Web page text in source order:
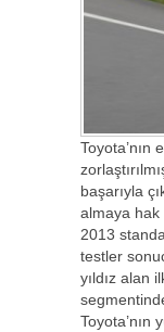
Toyota’nın
başarıyla
almaya hak
2013
testler
yıldız alan
Toyota’nın